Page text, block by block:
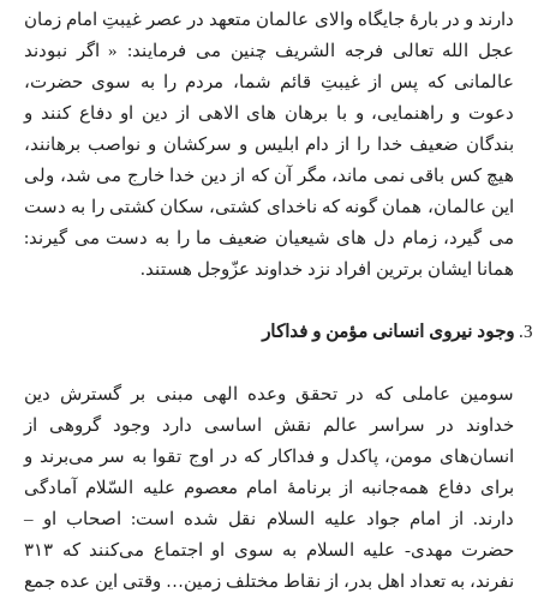
دارند و در بارۀ جایگاه والای عالمان متعهد در عصر غیبتِ امام زمان
عجل الله تعالی فرجه الشریف چنین می فرمایند: « اگر نبودند
عالمانی که پس از غیبتِ قائم شما، مردم را به سوی حضرت،
دعوت و راهنمایی، و با برهان های الاهی از دین او دفاع کنند و
بندگان ضعیف خدا را از دام ابلیس و سرکشان و نواصب برهانند،
هیچ کس باقی نمی ماند، مگر آن که از دین خدا خارج می شد، ولی
این عالمان، همان گونه که ناخدای کشتی، سکان کشتی را به دست
می گیرد، زمام دل های شیعیان ضعیف ما را به دست می گیرند:
همانا ایشان برترین افراد نزد خداوند عزّوجل هستند.
وجود نیروی انسانی مؤمن و فداکار
سومین عاملی که در تحقق وعده الهی مبنی بر گسترش دین
خداوند در سراسر عالم نقش اساسی دارد وجود گروهی از
انسان‌های مومن، پاکدل و فداکار که در اوج تقوا به سر می‌برند و
برای دفاع همه‌جانبه از برنامۀ امام معصوم علیه ‌السّلام آمادگی
دارند. از امام جواد علیه السلام نقل شده است: اصحاب او –
حضرت مهدی- علیه السلام به سوی او اجتماع می‌کنند که ۳۱۳
نفرند، به تعداد اهل بدر، از نقاط مختلف زمین… وقتی این عده جمع